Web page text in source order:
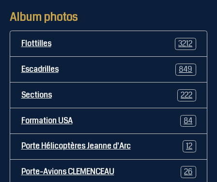
Album photos
Flottilles 3212
Escadrilles 849
Sections 222
Formation USA 84
Porte Hélicoptères Jeanne d'Arc 12
Porte-Avions CLEMENCEAU 26